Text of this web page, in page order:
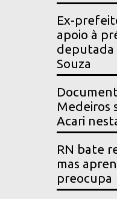
Ex-
apoio à
deputada
Souza
Medeiros
Acari
RN bate
mas
preocupa